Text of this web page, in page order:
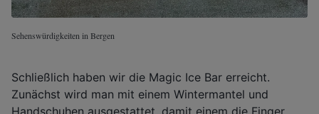
Sehenswürdigkeiten in Bergen
Schließlich haben wir die Magic Ice Bar erreicht.
Zunächst wird man mit einem Wintermantel und
Handschuhen ausgestattet, damit einem die Finger